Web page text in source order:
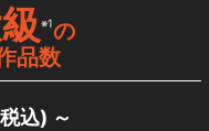
※1の
品数
込) ～